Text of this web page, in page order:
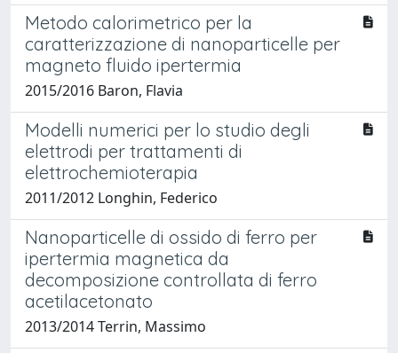
Metodo calorimetrico per la
caratterizzazione di nanoparticelle per
magneto fluido ipertermia
2015/2016 Baron, Flavia
Modelli numerici per lo studio degli
elettrodi per trattamenti di
elettrochemioterapia
2011/2012 Longhin, Federico
Nanoparticelle di ossido di ferro per
ipertermia magnetica da
decomposizione controllata di ferro
acetilacetonato
2013/2014 Terrin, Massimo